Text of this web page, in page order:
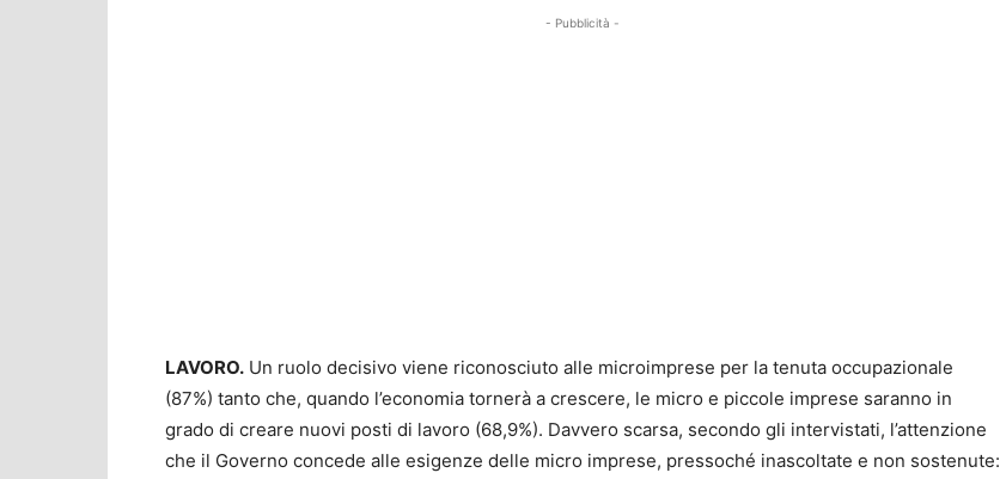
- Pubblicità -
LAVORO. Un ruolo decisivo viene riconosciuto alle microimprese per la tenuta occupazionale
(87%) tanto che, quando l’economia tornerà a crescere, le micro e piccole imprese saranno in
grado di creare nuovi posti di lavoro (68,9%). Davvero scarsa, secondo gli intervistati, l’attenzione
che il Governo concede alle esigenze delle micro imprese, pressoché inascoltate e non sostenute: